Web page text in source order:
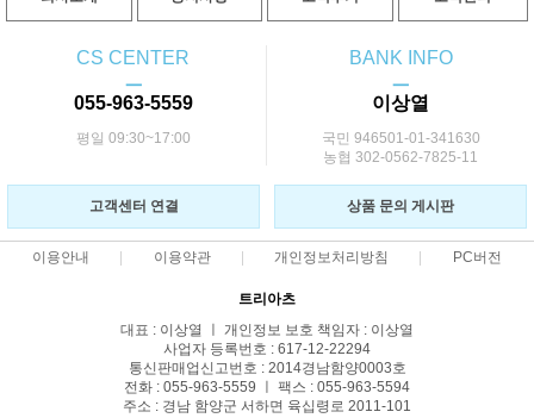
CS CENTER
ㅡ
055-963-5559
평일 09:30~17:00
BANK INFO
ㅡ
이상열
국민 946501-01-341630
농협 302-0562-7825-11
고객센터 연결 상품 문의 게시판
이용안내 이용약관 개인정보처리방침 PC버전
트리아츠
대표 : 이상열 ㅣ 개인정보 보호 책임자 : 이상열
사업자 등록번호 : 617-12-22294
통신판매업신고번호 : 2014경남함양0003호
전화 : 055-963-5559 ㅣ 팩스 : 055-963-5594
주소 : 경남 함양군 서하면 육십령로 2011-101